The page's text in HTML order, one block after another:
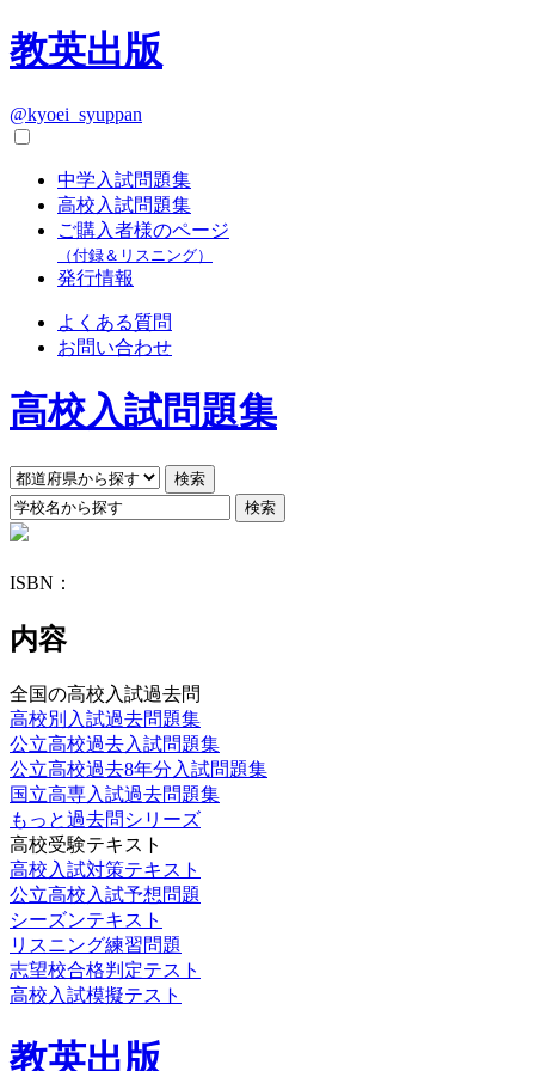
教英出版
@kyoei_syuppan
中学入試問題集
高校入試問題集
ご購入者様のページ
（付録＆リスニング）
発行情報
よくある質問
お問い合わせ
高校入試問題集
ISBN：
内容
全国の高校入試過去問
高校別入試過去問題集
公立高校過去入試問題集
公立高校過去8年分入試問題集
国立高専入試過去問題集
もっと過去問シリーズ
高校受験テキスト
高校入試対策テキスト
公立高校入試予想問題
シーズンテキスト
リスニング練習問題
志望校合格判定テスト
高校入試模擬テスト
教英出版